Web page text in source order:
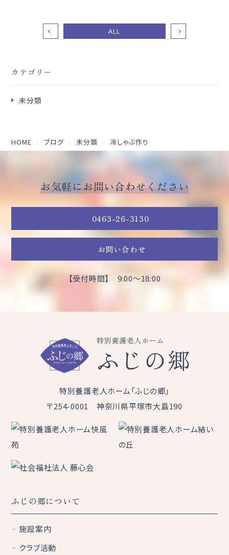
カテゴリー
未分類
ALL
HOME ブログ 未分類 冷しゃぶ作り
お気軽にお問い合わせください
0463-26-3130
お問い合わせ
【受付時間】 9:00～18:00
特別養護老人ホーム「ふじの郷」
〒254-0001 神奈川県平塚市大島190
ふじの郷について
施設案内
クラブ活動